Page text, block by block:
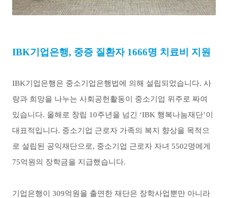
IBK기업은행, 중증 질환자1666명 치료비 지원
IBK기업은행은 중소기업은행법에 의해 설립되었습니다. 사
랑과 희망을 나누는 사회공헌활동이 중소기업 위주로 짜여
있습니다. 올해로 창립 10주년을 넘긴 ‘IBK 행복나눔재단’이
대표적입니다. 중소기업 근로자 가족의 복지 향상을 목적으
로 설립된 공익재단으로, 중소기업 근로자 자녀 5502명에게
75억원의 장학금을 지급했습니다.
기업은행이 309억원을 출연한 재단은 장학사업뿐만 아니라